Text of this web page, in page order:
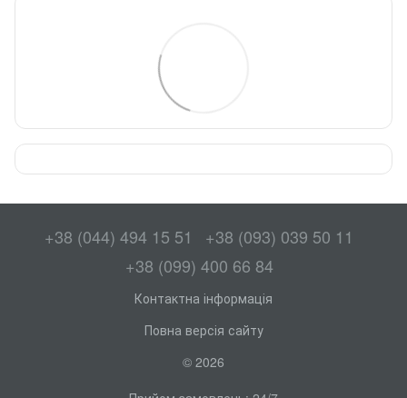
+38 (044) 494 15 51
+38 (093) 039 50 11
+38 (099) 400 66 84
Контактна інформація
Повна версія сайту
© 2026